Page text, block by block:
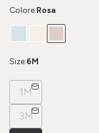
Colore:Rosa
Size:6M
1M
3M